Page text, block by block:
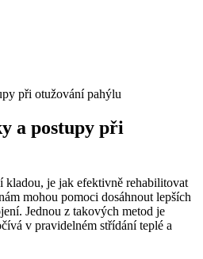
a postupy při
kladou, je jak efektivně rehabilitovat
mohou pomoci dosáhnout lepších
Jednou z takových metod je
v pravidelném střídání teplé a